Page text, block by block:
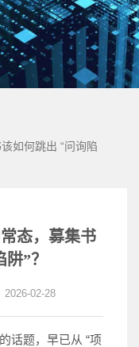
如何跳出 “问询陷
态，募集书
”？
2026-02-28
话题，早已从 “项